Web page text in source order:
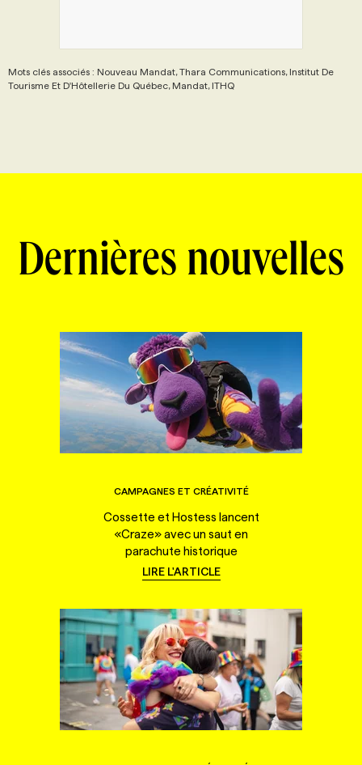
Mots clés associés : Nouveau Mandat, Thara Communications, Institut De
Tourisme Et D'Hôtellerie Du Québec, Mandat, ITHQ
Dernières nouvelles
CAMPAGNES ET CRÉATIVITÉ
Cossette et Hostess lancent
«Craze» avec un saut en
parachute historique
LIRE L'ARTICLE